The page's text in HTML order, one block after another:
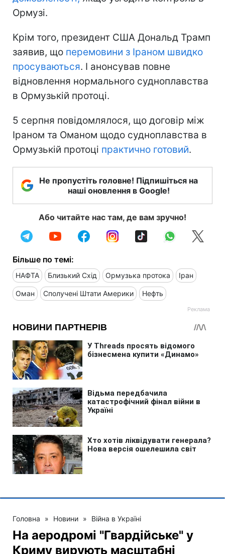
Ормузі.
Крім того, президент США Дональд Трамп
заявив, що перемовини з Іраном швидко
просуваються. І анонсував повне
відновлення нормального судноплавства
в Ормузькій протоці.
5 серпня повідомлялося, що договір між
Іраном та Оманом щодо судноплавства в
Ормузькій протоці практично готовий.
Не пропустіть головне! Підпишіться на
наші оновлення в Google!
Або читайте нас там, де вам зручно!
Більше по темі:
НАФТА Близький Схід Ормузька протока Іран
Оман Сполучені Штати Америки Нефть
Головна » Новини » Війна в Україні
На аеродромі "Гвардійське" у
Криму вирують масштабні